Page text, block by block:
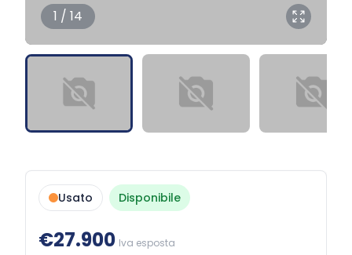
1 / 14
Usato Disponibile
€27.900 Iva esposta